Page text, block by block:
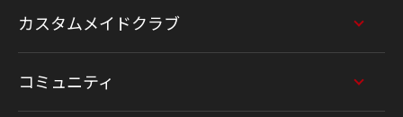
カスタムメイドクラブ
コミュニティ